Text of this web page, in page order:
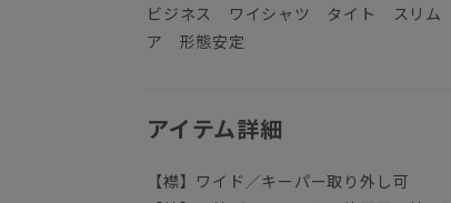
ビジネス ワイシャツ タイト スリ
ア 形態安定
アイテム詳細
【襟】ワイド／キーパー取り外し可